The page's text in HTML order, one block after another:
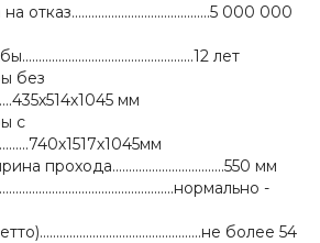
отказ..........................................5 000 000
лет
без
мм
с
прохода..................................550 мм
-
более 54